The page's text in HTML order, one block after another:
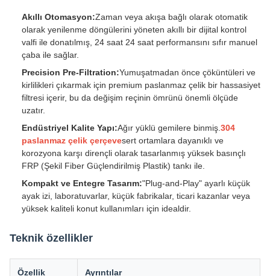
Akıllı Otomasyon:Zaman veya akışa bağlı olarak otomatik
olarak yenilenme döngülerini yöneten akıllı bir dijital kontrol
valfi ile donatılmış, 24 saat 24 saat performansını sıfır manuel
çaba ile sağlar.
Precision Pre-Filtration:Yumuşatmadan önce çöküntüleri ve
kirlilikleri çıkarmak için premium paslanmaz çelik bir hassasiyet
filtresi içerir, bu da değişim reçinin ömrünü önemli ölçüde
uzatır.
Endüstriyel Kalite Yapı:Ağır yüklü gemilere binmiş. 304
paslanmaz çelik çerçevesert ortamlara dayanıklı ve
korozyona karşı dirençli olarak tasarlanmış yüksek basınçlı
FRP (Şekil Fiber Güçlendirilmiş Plastik) tankı ile.
Kompakt ve Entegre Tasarım:"Plug-and-Play" ayarlı küçük
ayak izi, laboratuvarlar, küçük fabrikalar, ticari kazanlar veya
yüksek kaliteli konut kullanımları için idealdir.
Teknik özellikler
Özellik Ayrıntılar